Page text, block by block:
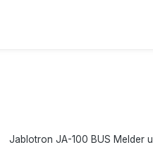
Jablotron JA-100 BUS Melder